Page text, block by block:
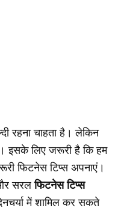
रहना चाहता है। लेकिन
इसके लिए जरूरी है कि हम
फिटनेस टिप्स अपनाएं।
सरलफिटनेस टिप्स
में शामिल कर सकते